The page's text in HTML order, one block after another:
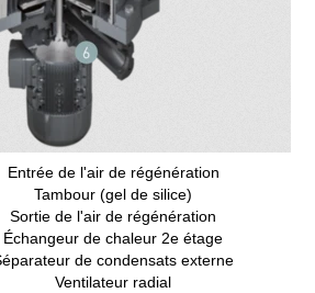
Entrée de l'air de régénération
Tambour (gel de silice)
Sortie de l'air de régénération
Échangeur de chaleur 2e étage
de condensats externe
Ventilateur radial